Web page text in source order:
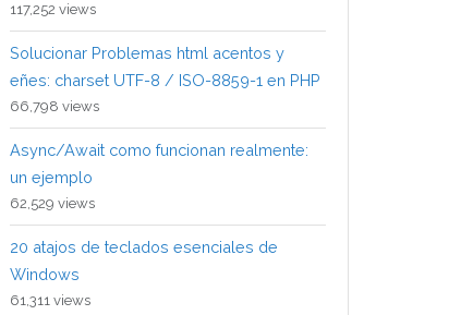
117,252 views
Solucionar Problemas html acentos y
eñes: charset UTF-8 / ISO-8859-1 en PHP
66,798 views
Async/Await como funcionan realmente:
un ejemplo
62,529 views
20 atajos de teclados esenciales de
Windows
61,311 views